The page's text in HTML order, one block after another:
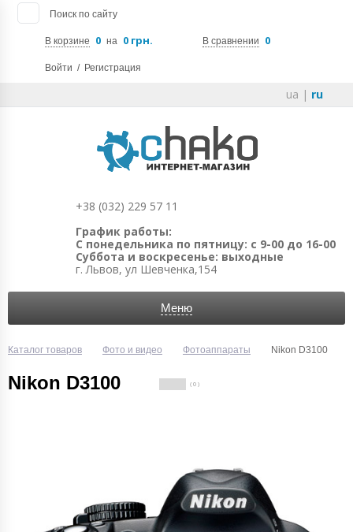
Поиск по сайту
В корзине 0 на 0 грн. В сравнении 0
Войти / Регистрация
ua | ru
+38 (032) 229 57 11
График работы:
С понедельника по пятницу: с 9-00 до 16-00
Суббота и воскресенье: выходные
г. Львов, ул Шевченка,154
Меню
Каталог товаров Фото и видео Фотоаппараты Nikon D3100
Nikon D3100 ( 0 )